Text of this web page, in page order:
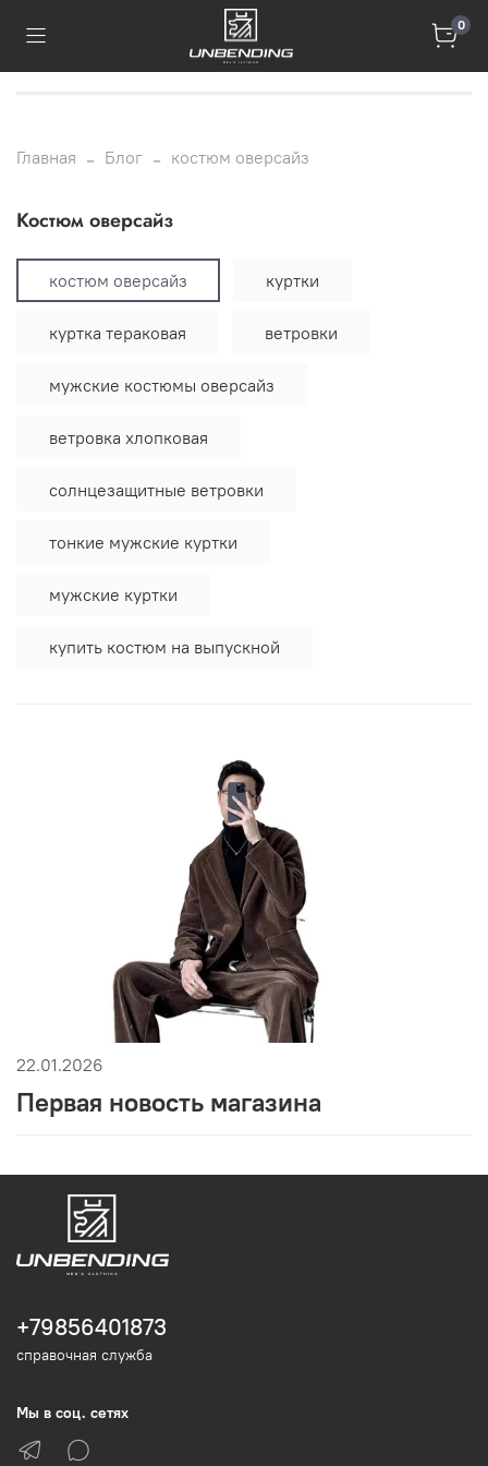
0
Главная Блог костюм оверсайз
костюм оверсайз
костюм оверсайз куртки
куртка тераковая ветровки
мужские костюмы оверсайз
ветровка хлопковая
солнцезащитные ветровки
тонкие мужские куртки
мужские куртки
купить костюм на выпускной
22.01.2026
Первая новость магазина
+79856401873
справочная служба
Мы в соц. сетях